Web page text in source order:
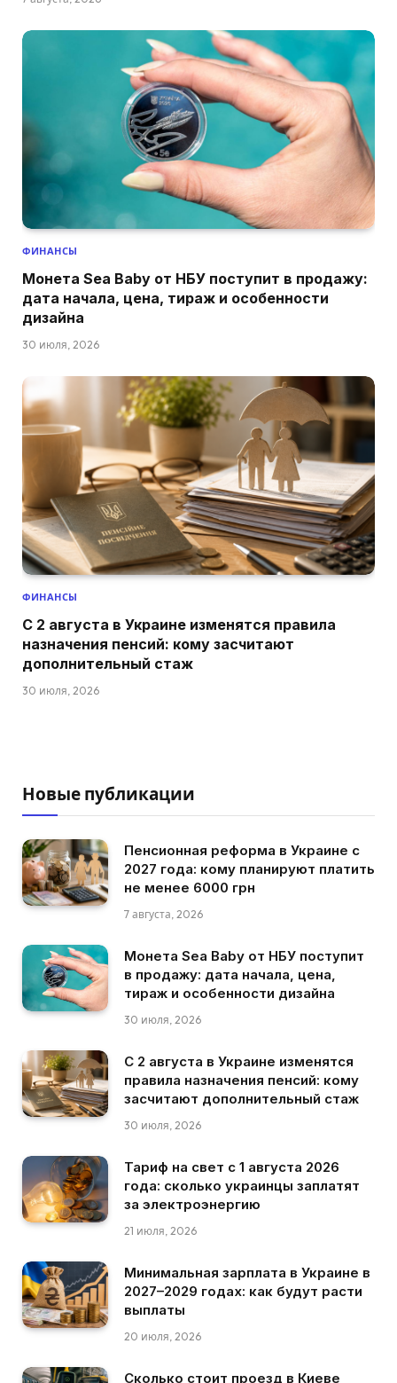
ФИНАНСЫ
Монета Sea Baby от НБУ поступит в продажу:
дата начала, цена, тираж и особенности
дизайна
30 июля, 2026
ФИНАНСЫ
С 2 августа в Украине изменятся правила
назначения пенсий: кому засчитают
дополнительный стаж
30 июля, 2026
Новые публикации
Пенсионная реформа в Украине с
2027 года: кому планируют платить
не менее 6000 грн
7 августа, 2026
Монета Sea Baby от НБУ поступит
в продажу: дата начала, цена,
тираж и особенности дизайна
30 июля, 2026
С 2 августа в Украине изменятся
правила назначения пенсий: кому
засчитают дополнительный стаж
30 июля, 2026
Тариф на свет с 1 августа 2026
года: сколько украинцы заплатят
за электроэнергию
21 июля, 2026
Минимальная зарплата в Украине в
2027–2029 годах: как будут расти
выплаты
20 июля, 2026
Сколько стоит проезд в Киеве